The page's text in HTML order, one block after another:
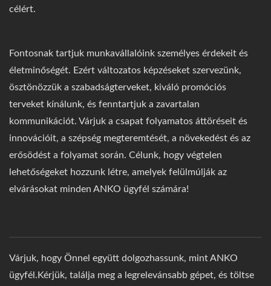
célért.
Fontosnak tartjuk munkavállalóink személyes érdekeit és
életminőségét. Ezért változatos képzéseket szervezünk,
ösztönözzük a szabadságterveket, kiváló promóciós
terveket kínálunk, és fenntartjuk a zavartalan
kommunikációt. Várjuk a csapat folyamatos áttöréseit és
innovációit, a szépség megteremtését, a növekedést és az
erősödést a folyamat során. Célunk, hogy végtelen
lehetőségeket hozzunk létre, amelyek felülmúlják az
elvárásokat minden ANKO ügyfél számára!
Várjuk, hogy Önnel együtt dolgozhassunk, mint ANKO
ügyfél.Kérjük, találja meg a legrelevánsabb gépet, és töltse